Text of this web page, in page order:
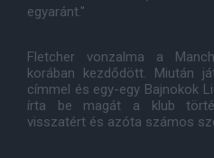
egyaránt."
Fletcher vonzalma a
korában kezdődött. Miután
címmel és egy-egy Bajnokok
írta be magát a klub
visszatért és azóta számos